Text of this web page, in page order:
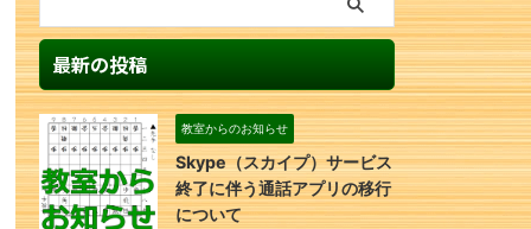
最新の投稿
教室からのお知らせ
Skype（スカイプ）サービス
終了に伴う通話アプリの移行
について